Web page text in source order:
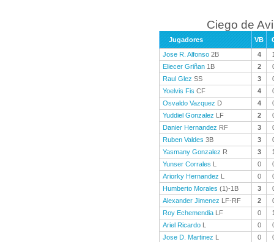
Ciego de
Jugadores VB
Jose R. Alfonso 2B 4
Eliecer Griñan 1B 2
Raul Glez SS 3
Yoelvis Fis CF 4
Osvaldo Vazquez D 4
Yuddiel Gonzalez LF 2
Danier Hernandez RF 3
Ruben Valdes 3B 3
Yasmany Gonzalez R 3
Yunser Corrales L 0
Ariorky Hernandez L 0
Humberto Morales (1)-1B 3
Alexander Jimenez LF-RF 2
Roy Echemendia LF 0
Ariel Ricardo L 0
Jose D. Martinez L 0